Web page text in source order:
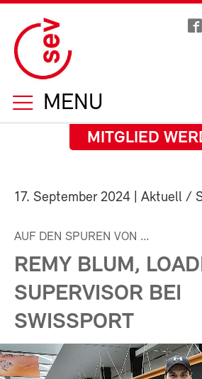
MENU
MITGLIED
17. September 2024 | Aktuell /
AUF DEN SPUREN VON …
REMY BLUM,
SUPERVISOR BEI
SWISSPORT